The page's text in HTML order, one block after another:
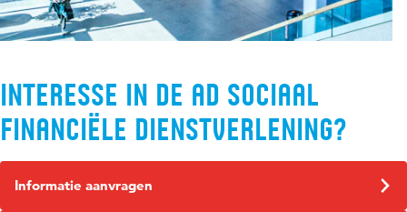
Interesse in de Ad Sociaal
Financiële Dienstverlening?
Informatie aanvragen